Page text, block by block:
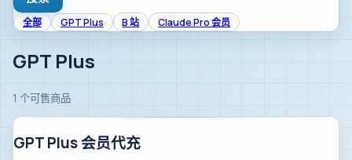
全部 GPT Plus B 站 Claude Pro 会员
GPT Plus
1 个可售商品
GPT Plus 会员代充